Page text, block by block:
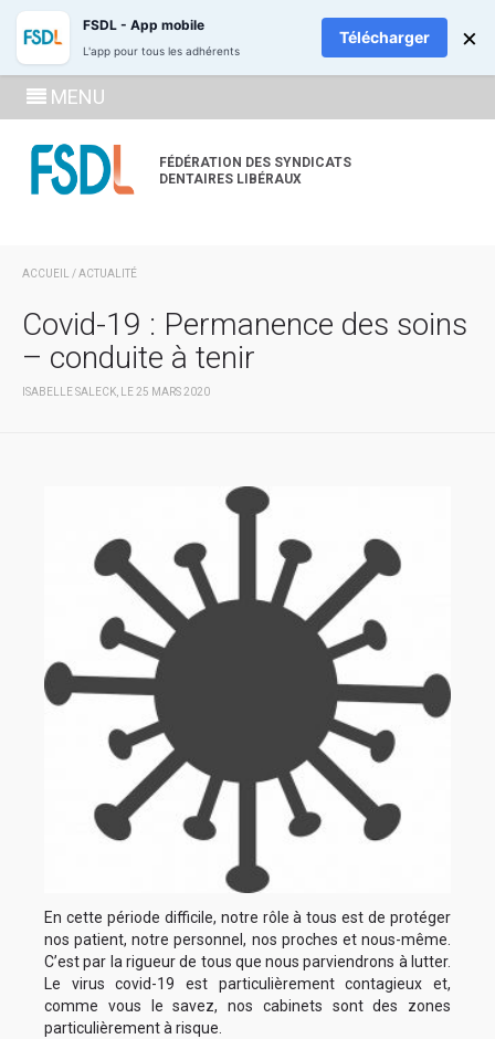
FÉDÉRATION DES SYNDICATS
DENTAIRES LIBÉRAUX
ADHÉREZ
MENU
ACCUEIL /ACTUALITÉ
Covid-19 : Permanence des soins
– conduite à tenir
ISABELLE SALECK, LE 25 MARS 2020
En cette période difficile, notre rôle à tous est de protéger
nos patient, notre personnel, nos proches et nous-même.
C’est par la rigueur de tous que nous parviendrons à lutter.
Le virus covid-19 est particulièrement contagieux et,
comme vous le savez, nos cabinets sont des zones
particulièrement à risque.
FSDL - App mobile
L'app pour tous les adhérents
Télécharger ×